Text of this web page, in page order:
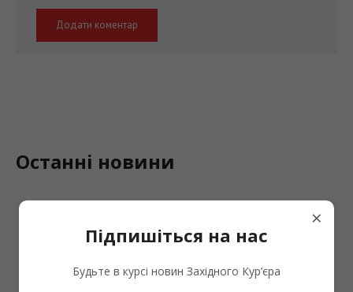
Останні новини
×
Підпишіться на нас
Будьте в курсі новин Західного Кур’єра